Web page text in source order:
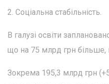
2. Соціальна стабільність.
В галузі освіти
що на 75 млрд грн більше,
Зокрема 195,3 млрд грн